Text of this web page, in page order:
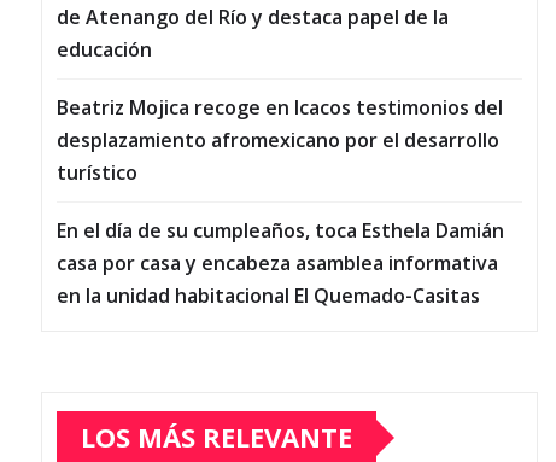
de Atenango del Río y destaca papel de la
educación
Beatriz Mojica recoge en Icacos testimonios del
desplazamiento afromexicano por el desarrollo
turístico
En el día de su cumpleaños, toca Esthela Damián
casa por casa y encabeza asamblea informativa
en la unidad habitacional El Quemado-Casitas
LOS MÁS RELEVANTE